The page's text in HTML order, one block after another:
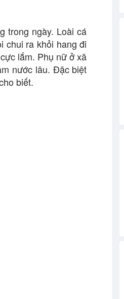
trong ngày. Loài cá
chui ra khỏi hang đi
lắm. Phụ nữ ở xã
nước lâu. Đặc biệt
biết.